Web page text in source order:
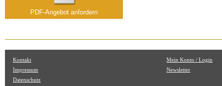
PDF-Angebot anfordern
Kontakt
Impressum
Datenschutz
Mein Konto / Login
Newsletter